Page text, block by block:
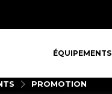
ÉQUIPEMENTS,
ÉQUIPEMENTS
PROMOTION